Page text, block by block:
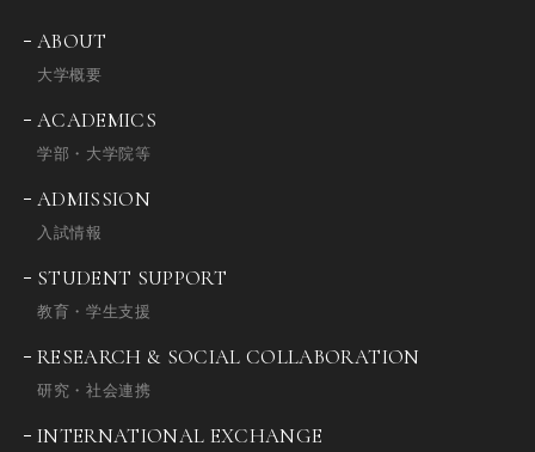
ABOUT
大学概要
ACADEMICS
学部・大学院等
ADMISSION
入試情報
STUDENT SUPPORT
教育・学生支援
RESEARCH & SOCIAL COLLABORATION
研究・社会連携
INTERNATIONAL EXCHANGE